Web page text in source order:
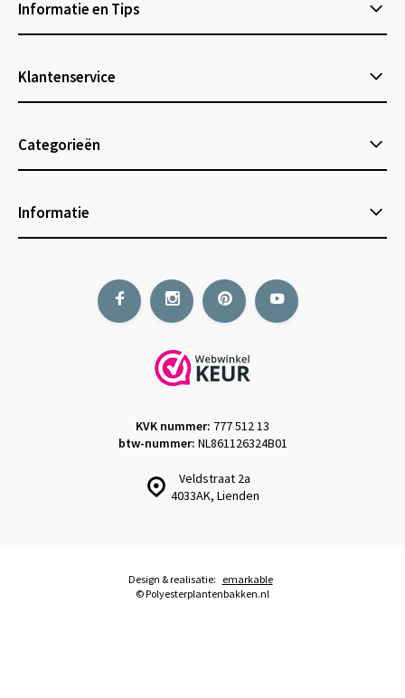
Informatie en Tips
Klantenservice
Categorieën
Informatie
Veldstraat 2a
4033AK, Lienden
KVK nummer: 777 512 13
btw-nummer: NL861126324B01
© Polyesterplantenbakken.nl
Design & realisatie: emarkable